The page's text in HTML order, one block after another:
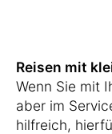
Reisen mit
Wenn Sie mit
aber im
hilfreich,